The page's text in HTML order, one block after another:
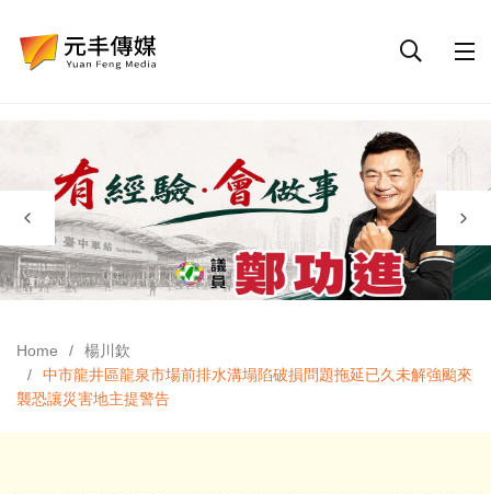
Home
楊川欽
中市龍井區龍泉市場前排水溝塌陷破損問題拖延已久未解強颱來
襲恐讓災害地主提警告